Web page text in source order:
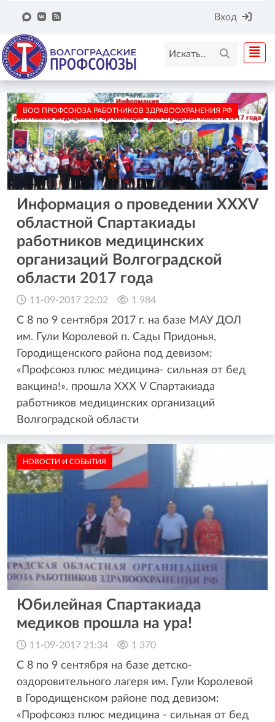
Вход
ВОО ПРОФСОЮЗА РАБОТНИКОВ ЗДРАВООХРАНЕНИЯ РФ
Информация о проведении ХХХV
областной Спартакиады
работников медицинских
организаций Волгоградской
области 2017 года
11-09-2017 22:02 1 984
С 8 по 9 сентября 2017 г. на базе МАУ ДОЛ
им. Гули Королевой п. Сады Придонья,
Городищенского района под девизом:
«Профсоюз плюс медицина- сильная от бед
вакцина!». прошла ХХХ V Спартакиада
работников медицинских организаций
Волгоградской области
НОВОСТИ И СОБЫТИЯ
Юбилейная Спартакиада
медиков прошла на ура!
11-09-2017 21:34 1 370
С 8 по 9 сентября на базе детско-
оздоровительного лагеря им. Гули Королевой
в Городищенском районе под девизом:
«Профсоюз плюс медицина - сильная от бед